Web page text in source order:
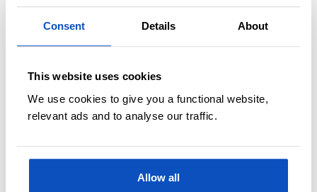
Consent Details About
This website uses cookies
We use cookies to give you a functional website,
relevant ads and to analyse our traffic.
Allow all
– Fortellingene er et blikk på dagens samfunn,
skal bli. Mitt bilde av framtida er veldig
forankret i samtida, i samfunnets holdninger,